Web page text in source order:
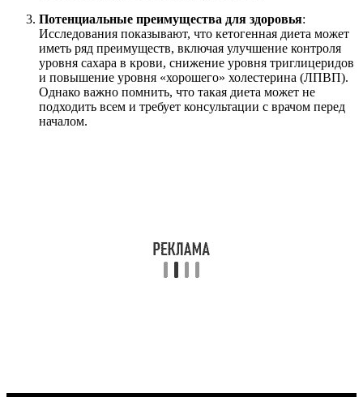
Потенциальные преимущества для здоровья:
Исследования показывают, что кетогенная диета может
иметь ряд преимуществ, включая улучшение контроля
уровня сахара в крови, снижение уровня триглицеридов
и повышение уровня «хорошего» холестерина (ЛПВП).
Однако важно помнить, что такая диета может не
подходить всем и требует консультации с врачом перед
началом.